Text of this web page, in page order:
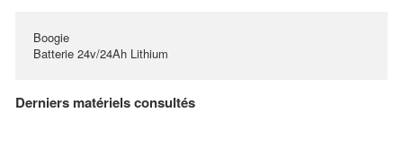
Boogie
Batterie 24v/24Ah Lithium
Derniers matériels consultés